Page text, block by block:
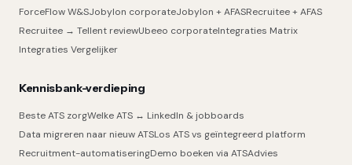
ForceFlow W&SJobylon corporateJobylon + AFASRecruitee + AFAS
Recruitee → Tellent reviewUbeeo corporateIntegraties Matrix
Integraties Vergelijker
Kennisbank-verdieping
Beste ATS zorgWelke ATS ↔ LinkedIn & jobboards
Data migreren naar nieuw ATSLos ATS vs geïntegreerd platform
Recruitment-automatiseringDemo boeken via ATSAdvies